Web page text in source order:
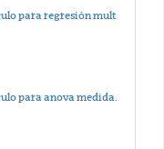
JA_ART100 artículo para regresión multilineal_sub_eus